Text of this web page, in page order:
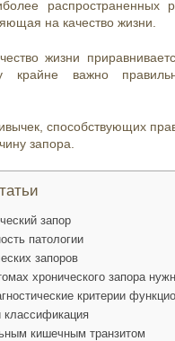
распространенных
на качество жизни.
жизни
крайне важно
способствующих
запора.
запор
патологии
запоров
хронического запора
критерии
классификация
кишечным транзитом